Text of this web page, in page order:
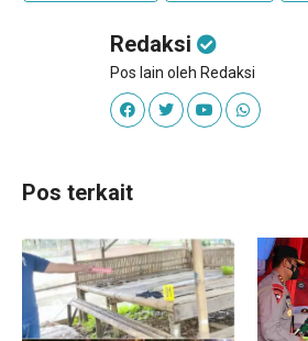
Redaksi
Pos lain oleh Redaksi
Pos terkait